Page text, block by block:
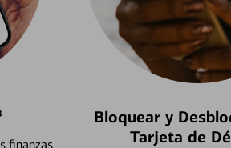
finanzas
Bloquear y
Tarjeta de